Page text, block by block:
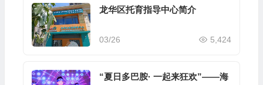
龙华区托育指导中心简介
03/26 5,424
“夏日多巴胺· 一起来狂欢”——海